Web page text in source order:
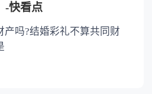
-快看点
吗?结婚彩礼不算共同财